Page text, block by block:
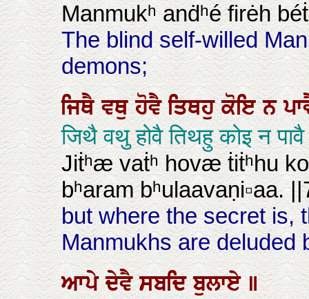
Manmukʰ anḋʰé firėh
The blind self-willed
demons;
ਜਿਥੈਵਥੁਹੋਵੈਤਿਥਹੁਕੋਇਨ
जिथै वथु होवै तिथहु कोइ न
Jiṫʰæ vaṫʰ hovæ ṫiṫʰhu
bʰaram bʰulaavaṇi▫aa.
but where the secret is,
Manmukhs are deluded
ਆਪੇਦੇਵੈਸਬਦਿਬੁਲਾਏ॥